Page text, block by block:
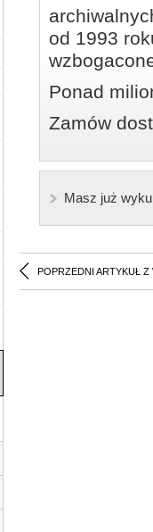
od 1993
Ponad
Zamów
Masz już
POPRZEDNI ARTYKUŁ Z